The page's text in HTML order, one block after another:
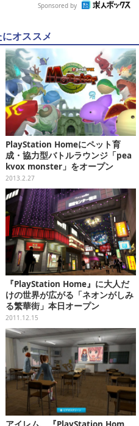
Sponsored by
オススメ
PlayStation Homeにペット育
成・協力型バトルラウンジ「pea
kvox monster」をオープン
2013.2.27
『PlayStation Home』に大人だ
けの世界が広がる「ネオンがしみ
る繁華街」本日オープン
2011.12.15